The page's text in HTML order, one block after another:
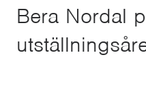
Bera Nordal